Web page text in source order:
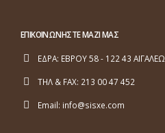
ΕΠΙΚΟΙΝΩΝΗΣΤΕ ΜΑΖΙ ΜΑΣ
ΕΔΡΑ: ΕΒΡΟΥ 58 - 122 43 ΑΙΓΑΛΕΩ
ΤΗΛ & FAX: 213 00 47 452
Email: info@sisxe.com